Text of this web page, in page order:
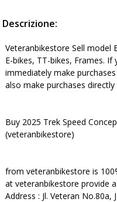
Descrizione:
Veteranbikestore Sell model
E-bikes, TT-bikes, Frames.
immediately make
also make purchases
Buy 2025 Trek Speed
(veteranbikestore)
from veteranbikestore is
at veteranbikestore provide
Address : Jl. Veteran No.80a,